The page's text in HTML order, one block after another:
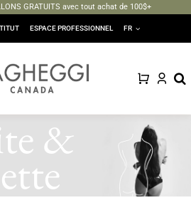
GRATUITS avec tout achat de 100$+
ESPACE PROFESSIONNEL FR
&